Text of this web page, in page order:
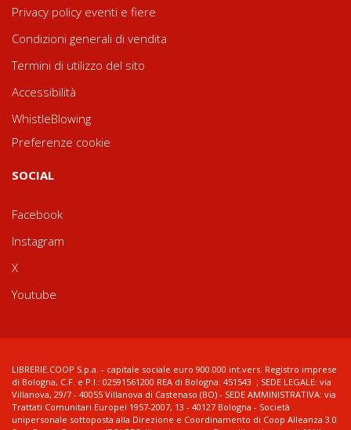
Privacy policy eventi e fiere
Condizioni generali di vendita
Termini di utilizzo del sito
Accessibilità
WhistleBlowing
Preferenze cookie
SOCIAL
Facebook
Instagram
X
Youtube
LIBRERIE.COOP S.p.a. - capitale sociale euro 900.000 int.vers. Registro imprese
di Bologna, C.F. e P.I.: 02591561200 REA di Bologna: 451543 ; SEDE LEGALE: via
Villanova, 29/7 - 40055 Villanova di Castenaso (BO) - SEDE AMMINISTRATIVA: via
Trattati Comunitari Europei 1957-2007, 13 - 40127 Bologna - Società
unipersonale sottoposta alla Direzione e Coordinamento di Coop Alleanza 3.0